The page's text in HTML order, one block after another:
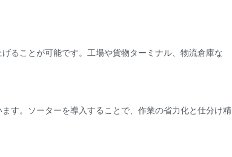
ることが可能です。工場や貨物ターミナル、物流倉庫な
す。ソーターを導入することで、作業の省力化と仕分け精